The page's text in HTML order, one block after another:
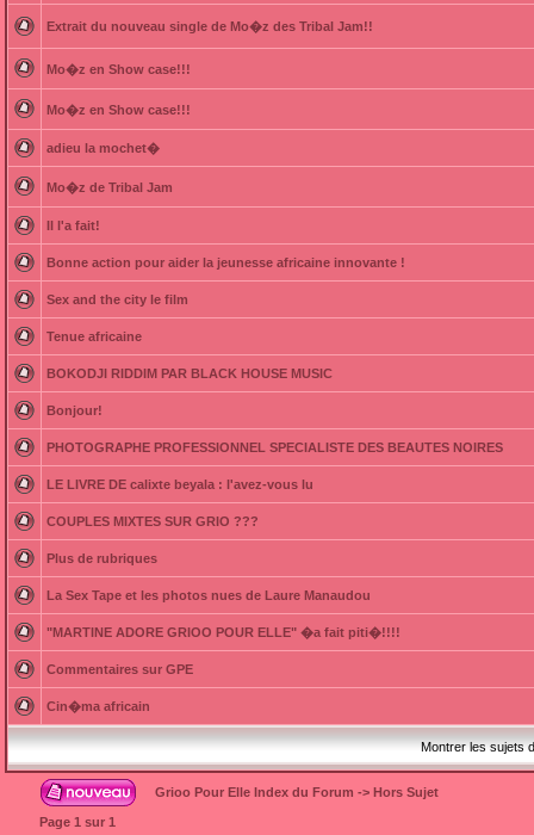
Extrait du nouveau single de Mo�z des Tribal Jam!!
Mo�z en Show case!!!
Mo�z en Show case!!!
adieu la mochet�
Mo�z de Tribal Jam
Il l'a fait!
Bonne action pour aider la jeunesse africaine innovante !
Sex and the city le film
Tenue africaine
BOKODJI RIDDIM PAR BLACK HOUSE MUSIC
Bonjour!
PHOTOGRAPHE PROFESSIONNEL SPECIALISTE DES BEAUTES NOIRES
LE LIVRE DE calixte beyala : l'avez-vous lu
COUPLES MIXTES SUR GRIO ???
Plus de rubriques
La Sex Tape et les photos nues de Laure Manaudou
"MARTINE ADORE GRIOO POUR ELLE" �a fait piti�!!!!
Commentaires sur GPE
Cin�ma africain
Montrer les sujets
Grioo Pour Elle Index du Forum -> Hors Sujet
Page 1 sur 1